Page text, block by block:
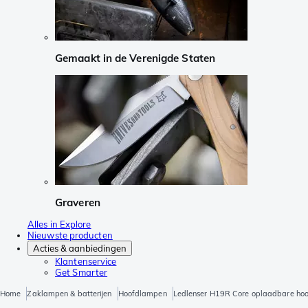
Gemaakt in de Verenigde Staten
Graveren
Alles in Explore
Nieuwste producten
Acties & aanbiedingen
Klantenservice
Get Smarter
Home Zaklampen & batterijen Hoofdlampen Ledlenser H19R Core oplaadbare